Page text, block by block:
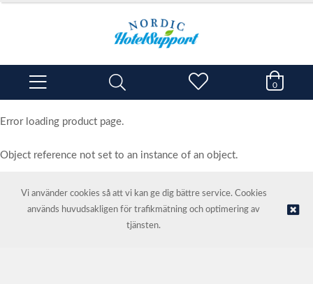
0
Error loading product page.
Object reference not set to an instance of an object.
© NORDIC HOTEL SUPPORT AS | Webbutik tillhandahålls av
Kréatif
AS
Vi använder cookies så att vi kan ge dig bättre service. Cookies
används huvudsakligen för trafikmätning och optimering av
tjänsten.